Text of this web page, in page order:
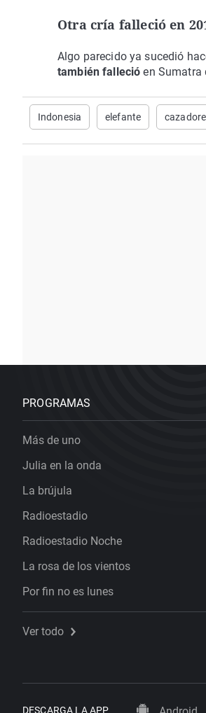
Otra cría falleció en
Algo parecido ya sucedió
también falleció en Sumatra
Indonesia elefante
PROGRAMAS
Más de uno
Julia en la onda
La brújula
Radioestadio
Radioestadio Noche
La rosa de los vientos
Por fin no es lunes
Ver todo
DESCARGA LA APP